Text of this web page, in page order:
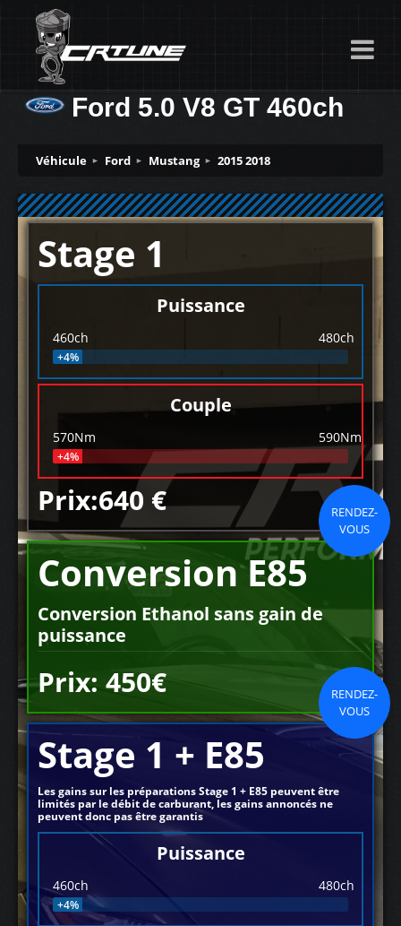
Ford 5.0 V8 GT 460ch
Véhicule Ford Mustang 2015 2018
Stage 1
Puissance
460ch 480ch
+4%
Couple
570Nm 590Nm
+4%
Prix:640 €
RENDEZ-
VOUS
Conversion E85
Conversion Ethanol sans gain de
puissance
Prix: 450€
RENDEZ-
VOUS
Stage 1 + E85
Les gains sur les préparations Stage 1 + E85 peuvent être
limités par le débit de carburant, les gains annoncés ne
peuvent donc pas être garantis
Puissance
460ch 480ch
+4%